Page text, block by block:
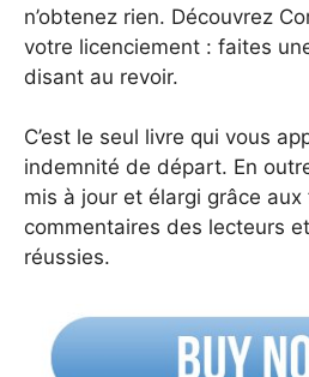
n’obtenez rien. Découvrez
votre licenciement : faites
disant au revoir.
C’est le seul livre qui vous
indemnité de départ. En
mis à jour et élargi grâce
commentaires des lecteurs
réussies.